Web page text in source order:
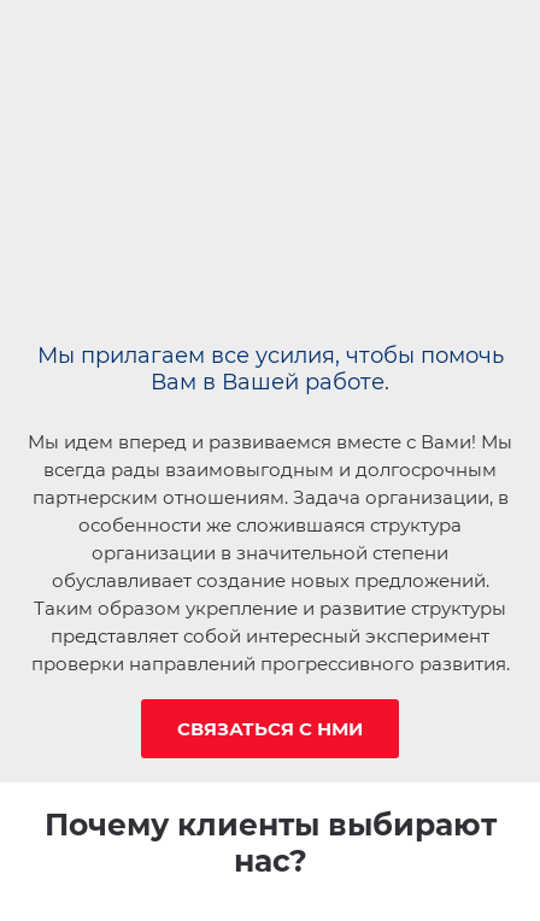
Мы прилагаем все усилия, чтобы помочь
Вам в Вашей работе.
Мы идем вперед и развиваемся вместе с Вами! Мы
всегда рады взаимовыгодным и долгосрочным
партнерским отношениям. Задача организации, в
особенности же сложившаяся структура
организации в значительной степени
обуславливает создание новых предложений.
Таким образом укрепление и развитие структуры
представляет собой интересный эксперимент
проверки направлений прогрессивного развития.
СВЯЗАТЬСЯ С НМИ
Почему клиенты выбирают
нас?